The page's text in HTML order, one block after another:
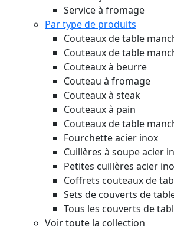
Service à fromage
Par type de produits
Couteaux de table
Couteaux de table
Couteaux à beurre
Couteau à fromage
Couteaux à steak
Couteaux à pain
Couteaux de table
Fourchette acier inox
Cuillères à soupe acier
Petites cuillères acier
Coffrets couteaux de
Sets de couverts de
Tous les couverts de
Voir toute la collection